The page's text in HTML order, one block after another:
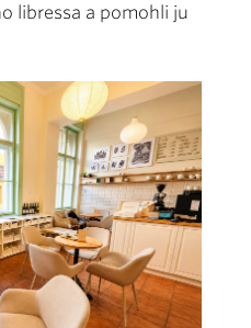
libressa a pomohli ju